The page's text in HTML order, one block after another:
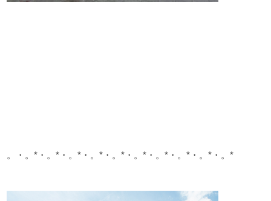
。・。*・。*・。*・。*・。*・。*・。*・。*・。*・。*